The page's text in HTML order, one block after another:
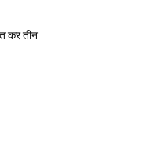
कर तीन